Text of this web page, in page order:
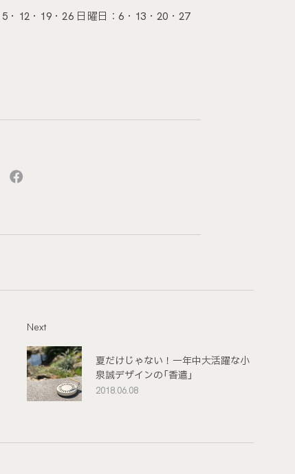
・12・19・26 日曜日：6・13・20・27
Next
夏だけじゃない！一年中大活躍な小
泉誠デザインの「香遣」
2018.06.08